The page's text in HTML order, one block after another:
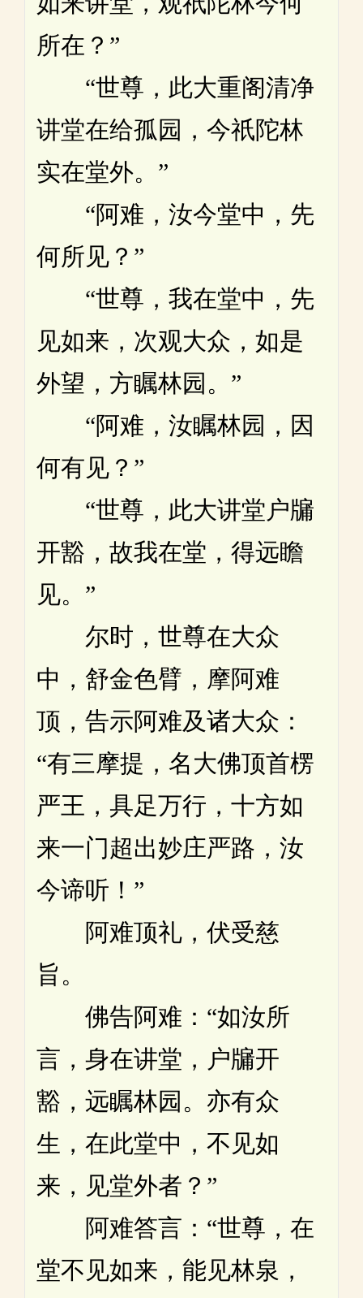
所在？”
“世尊，此大重阁清净
讲堂在给孤园，今祇陀林
实在堂外。”
“阿难，汝今堂中，先
何所见？”
“世尊，我在堂中，先
见如来，次观大众，如是
外望，方瞩林园。”
“阿难，汝瞩林园，因
何有见？”
“世尊，此大讲堂户牖
开豁，故我在堂，得远瞻
见。”
尔时，世尊在大众
中，舒金色臂，摩阿难
顶，告示阿难及诸大众：
“有三摩提，名大佛顶首楞
严王，具足万行，十方如
来一门超出妙庄严路，汝
今谛听！”
阿难顶礼，伏受慈
旨。
佛告阿难：“如汝所
言，身在讲堂，户牖开
豁，远瞩林园。亦有众
生，在此堂中，不见如
来，见堂外者？”
阿难答言：“世尊，在
堂不见如来，能见林泉，